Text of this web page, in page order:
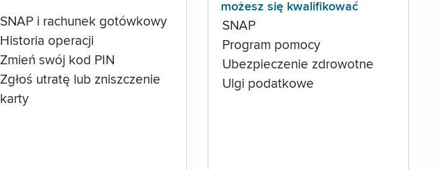
SNAP i rachunek gotówkowy
Historia operacji
Zmień swój kod PIN
Zgłoś utratę lub zniszczenie
karty
możesz się kwalifikować
SNAP
Program pomocy
Ubezpieczenie zdrowotne
Ulgi podatkowe